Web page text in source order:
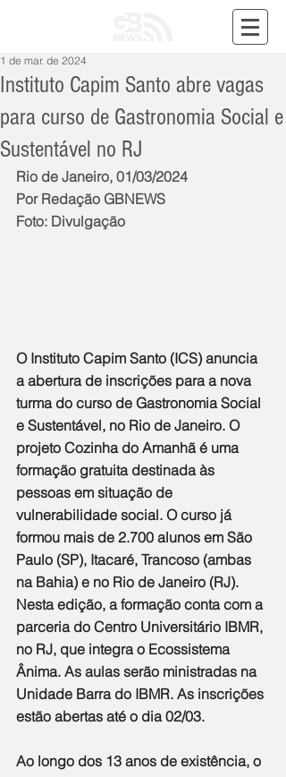
Instituto Capim Santo abre vagas
para curso de Gastronomia Social e
Sustentável no RJ
1 de mar. de 2024
Rio de Janeiro, 01/03/2024
Por Redação GBNEWS
Foto: Divulgação
O Instituto Capim Santo (ICS) anuncia
a abertura de inscrições para a nova
turma do curso de Gastronomia Social
e Sustentável, no Rio de Janeiro. O
projeto Cozinha do Amanhã é uma
formação gratuita destinada às
pessoas em situação de
vulnerabilidade social. O curso já
formou mais de 2.700 alunos em São
Paulo (SP), Itacaré, Trancoso (ambas
na Bahia) e no Rio de Janeiro (RJ).
Nesta edição, a formação conta com a
parceria do Centro Universitário IBMR,
no RJ, que integra o Ecossistema
Ânima. As aulas serão ministradas na
Unidade Barra do IBMR. As inscrições
estão abertas até o dia 02/03.
Ao longo dos 13 anos de existência, o